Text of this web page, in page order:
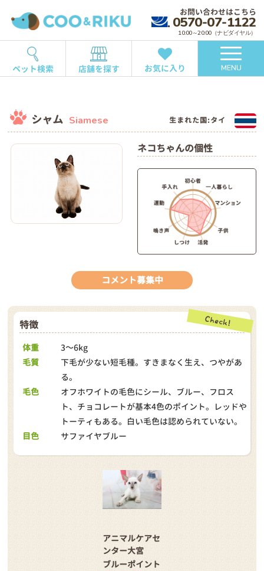
お問い合わせはこちら
0570-07-1122
10:00～20:00（ナビダイヤル）
ペット検索 店舗を探す お気に入り MENU
シャム Siamese 生まれた国:タイ
ネコちゃんの個性
コメント募集中
特徴
体重
3～6kg
毛質
下毛が少ない短毛種。すきまなく生え、つやがあ
る。
毛色
オフホワイトの毛色にシール、ブルー、フロス
ト、チョコレートが基本4色のポイント。レッドや
トーティもある。白い毛色は認められていない。
目色
サファイヤブルー
アニマルケアセ
ンター大宮
ブルーポイント